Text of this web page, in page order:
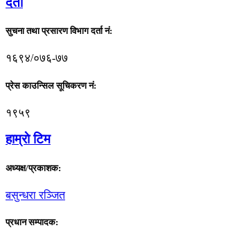
सुचना तथा प्रसारण विभाग दर्ता नं:
१६९४/०७६-७७
प्रेस काउन्सिल सूचिकरण नं:
१९५९
हाम्राे टिम
अध्यक्ष/प्रकाशक:
बसुन्धरा रञ्जित
प्रधान सम्पादक: